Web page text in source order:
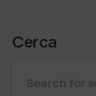
Cerca